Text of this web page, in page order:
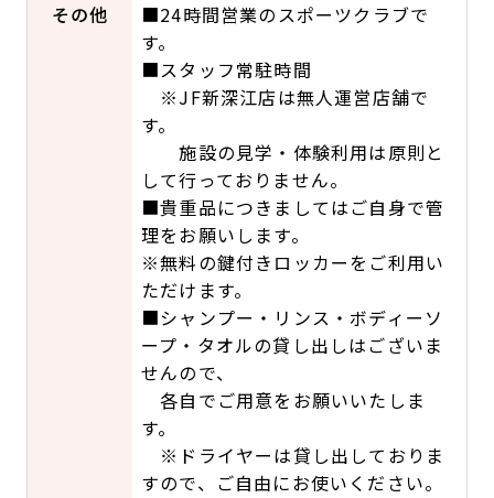
その他
■24時間営業のスポーツクラブで
す。
■スタッフ常駐時間
※JF新深江店は無人運営店舗で
す。
施設の見学・体験利用は原則と
して行っておりません。
■貴重品につきましてはご自身で管
理をお願いします。
※無料の鍵付きロッカーをご利用い
ただけます。
■シャンプー・リンス・ボディーソ
ープ・タオルの貸し出しはございま
せんので、
各自でご用意をお願いいたしま
す。
※ドライヤーは貸し出しておりま
すので、ご自由にお使いください。